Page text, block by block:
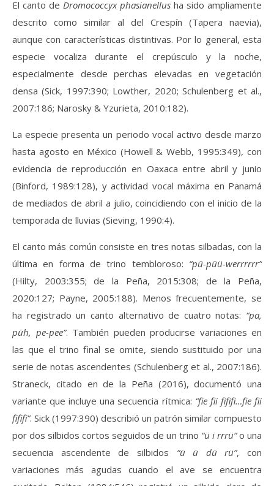
El canto de Dromococcyx phasianellus ha sido ampliamente
descrito como similar al del Crespín (Tapera naevia),
aunque con características distintivas. Por lo general, esta
especie vocaliza durante el crepúsculo y la noche,
especialmente desde perchas elevadas en vegetación
densa (Sick, 1997:390; Lowther, 2020; Schulenberg et al.,
2007:186; Narosky & Yzurieta, 2010:182).
La especie presenta un periodo vocal activo desde marzo
hasta agosto en México (Howell & Webb, 1995:349), con
evidencia de reproducción en Oaxaca entre abril y junio
(Binford, 1989:128), y actividad vocal máxima en Panamá
de mediados de abril a julio, coincidiendo con el inicio de la
temporada de lluvias (Sieving, 1990:4).
El canto más común consiste en tres notas silbadas, con la
última en forma de trino tembloroso: “pü-püü-werrrrrr”
(Hilty, 2003:355; de la Peña, 2015:308; de la Peña,
2020:127; Payne, 2005:188). Menos frecuentemente, se
ha registrado un canto alternativo de cuatro notas: “pa,
püh, pe-pee”. También pueden producirse variaciones en
las que el trino final se omite, siendo sustituido por una
serie de notas ascendentes (Schulenberg et al., 2007:186).
Straneck, citado en de la Peña (2016), documentó una
variante que incluye una secuencia rítmica: “fie fii fififi…fie fii
fififi”. Sick (1997:390) describió un patrón similar compuesto
por dos silbidos cortos seguidos de un trino “ü i rrrü”o una
secuencia ascendente de silbidos “ü ü dü rü”, con
variaciones más agudas cuando el ave se encuentra